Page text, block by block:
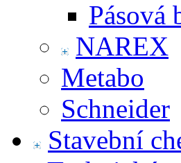
Pásová
NAREX
Metabo
Schneider
Stavební